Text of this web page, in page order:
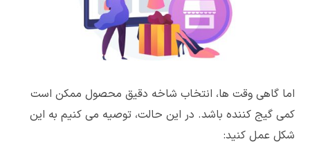
اما گاهی وقت ها، انتخاب شاخه دقیق محصول ممکن است
کمی گیج کننده باشد. در این حالت، توصیه می کنیم به این
شکل عمل کنید: